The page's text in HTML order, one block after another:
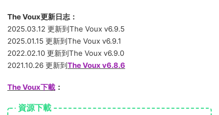
The Voux更新日志：
2025.03.12 更新到The Voux v6.9.5
2025.01.15 更新到The Voux v6.9.1
2022.02.10 更新到The Voux v6.9.0
2021.10.26 更新到The Voux v6.8.6
The Voux下載 ：
資源下載